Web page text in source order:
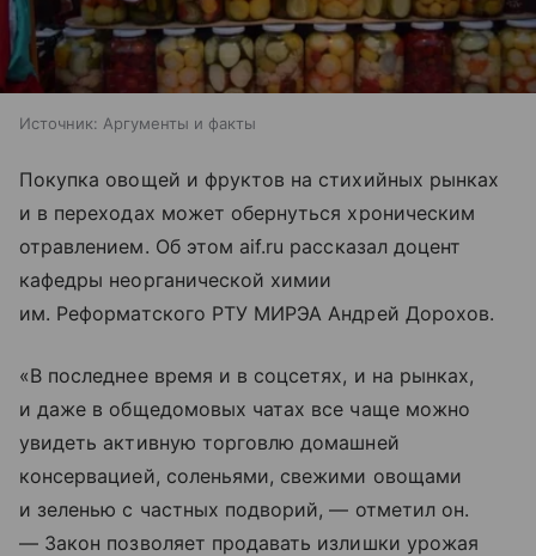
Источник: Аргументы и факты
Покупка овощей и фруктов на стихийных рынках
и в переходах может обернуться хроническим
отравлением. Об этом aif.ru рассказал доцент
кафедры неорганической химии
им. Реформатского РТУ МИРЭА Андрей Дорохов.
«В последнее время и в соцсетях, и на рынках,
и даже в общедомовых чатах все чаще можно
увидеть активную торговлю домашней
консервацией, соленьями, свежими овощами
и зеленью с частных подворий, — отметил он.
— Закон позволяет продавать излишки урожая